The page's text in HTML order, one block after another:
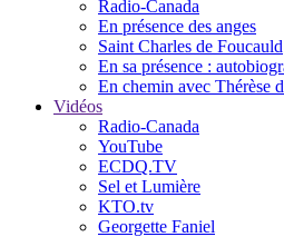
Radio-Canada
En présence des anges
Saint Charles de Foucauld
En sa présence :
En chemin avec Thérèse
Vidéos
Radio-Canada
YouTube
ECDQ.TV
Sel et Lumière
KTO.tv
Georgette Faniel